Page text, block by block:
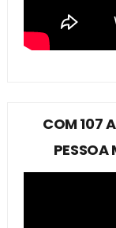
COM 107
PESSOA